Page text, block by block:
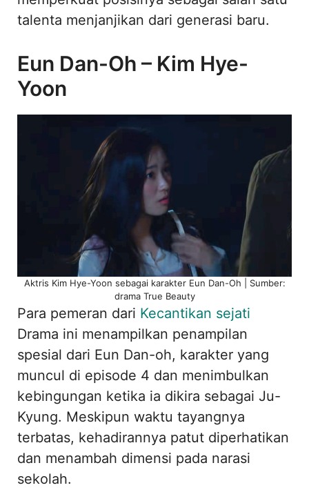
talenta menjanjikan dari generasi baru.
Eun Dan-Oh – Kim Hye-
Yoon
Aktris Kim Hye-Yoon sebagai karakter Eun Dan-Oh | Sumber:
drama True Beauty
Para pemeran dari Kecantikan sejati
Drama ini menampilkan penampilan
spesial dari Eun Dan-oh, karakter yang
muncul di episode 4 dan menimbulkan
kebingungan ketika ia dikira sebagai Ju-
Kyung. Meskipun waktu tayangnya
terbatas, kehadirannya patut diperhatikan
dan menambah dimensi pada narasi
sekolah.